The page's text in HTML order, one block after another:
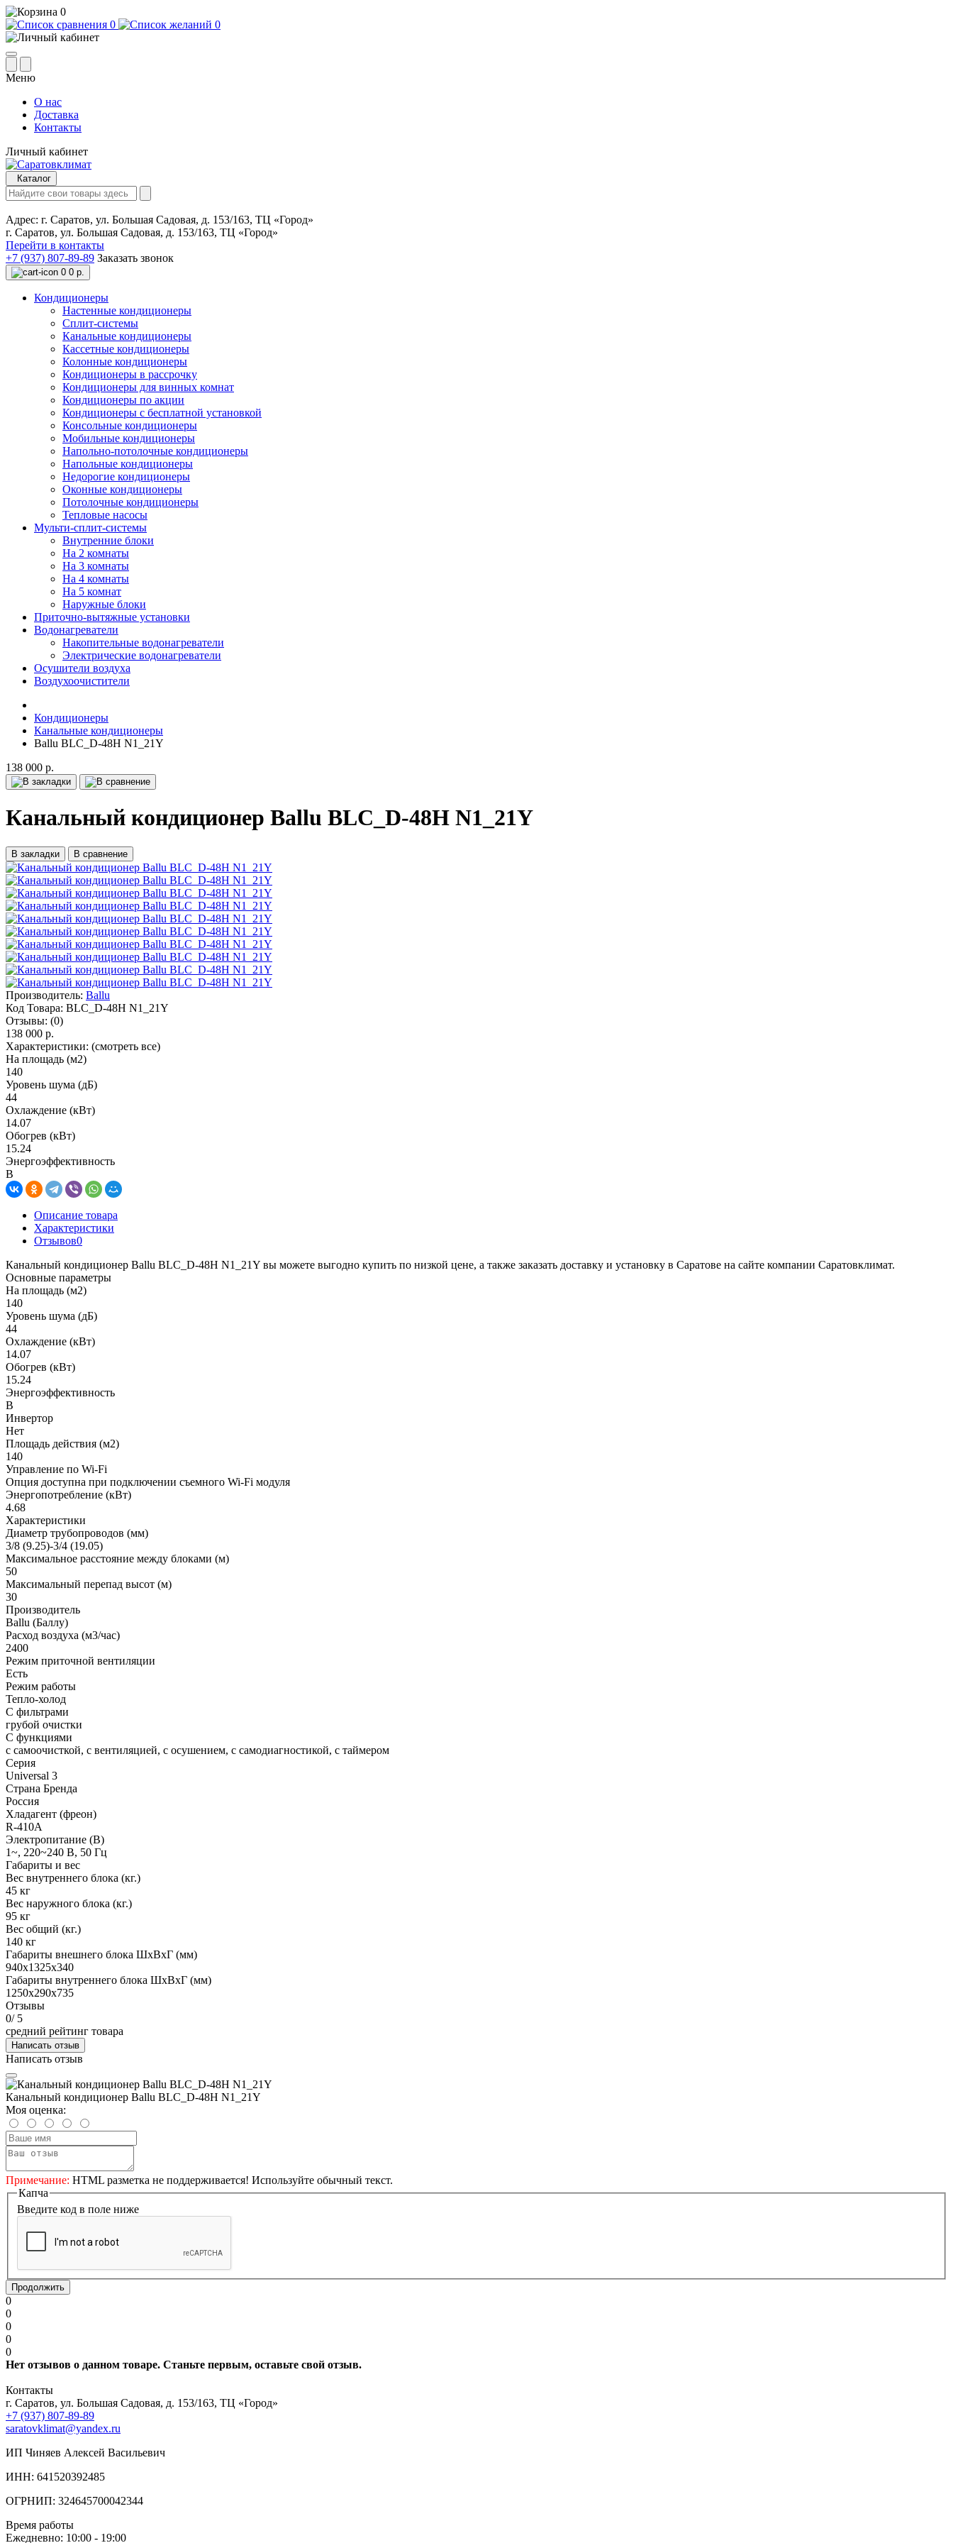
0
0
0
Меню
О нас
Доставка
Контакты
Личный кабинет
Каталог
Адрес: г. Саратов, ул. Большая Садовая, д. 153/163, ТЦ «Город»
г. Саратов, ул. Большая Садовая, д. 153/163, ТЦ «Город»
Перейти в контакты
+7 (937) 807-89-89 Заказать звонок
0 0 р.
Кондиционеры
Настенные кондиционеры
Сплит-системы
Канальные кондиционеры
Кассетные кондиционеры
Колонные кондиционеры
Кондиционеры в рассрочку
Кондиционеры для винных комнат
Кондиционеры по акции
Кондиционеры с бесплатной установкой
Консольные кондиционеры
Мобильные кондиционеры
Напольно-потолочные кондиционеры
Напольные кондиционеры
Недорогие кондиционеры
Оконные кондиционеры
Потолочные кондиционеры
Тепловые насосы
Мульти-сплит-системы
Внутренние блоки
На 2 комнаты
На 3 комнаты
На 4 комнаты
На 5 комнат
Наружные блоки
Приточно-вытяжные установки
Водонагреватели
Накопительные водонагреватели
Электрические водонагреватели
Осушители воздуха
Воздухоочистители
Кондиционеры
Канальные кондиционеры
Ballu BLC_D-48H N1_21Y
138 000 р.
Канальный кондиционер Ballu BLC_D-48H N1_21Y
В закладки В сравнение
Производитель: Ballu
Код Товара: BLC_D-48H N1_21Y
Отзывы: (0)
138 000 р.
Характеристики: (смотреть все)
На площадь (м2)
140
Уровень шума (дБ)
44
Охлаждение (кВт)
14.07
Обогрев (кВт)
15.24
Энергоэффективность
B
Описание товара
Характеристики
Отзывов0
Канальный кондиционер Ballu BLC_D-48H N1_21Y вы можете выгодно купить по низкой цене, а также заказать доставку и установку в Саратове на сайте компании Саратовклимат.
Основные параметры
На площадь (м2)
140
Уровень шума (дБ)
44
Охлаждение (кВт)
14.07
Обогрев (кВт)
15.24
Энергоэффективность
B
Инвертор
Нет
Площадь действия (м2)
140
Управление по Wi-Fi
Опция доступна при подключении съемного Wi-Fi модуля
Энергопотребление (кВт)
4.68
Характеристики
Диаметр трубопроводов (мм)
3/8 (9.25)-3/4 (19.05)
Максимальное расстояние между блоками (м)
50
Максимальный перепад высот (м)
30
Производитель
Ballu (Баллу)
Расход воздуха (м3/час)
2400
Режим приточной вентиляции
Есть
Режим работы
Тепло-холод
С фильтрами
грубой очистки
С функциями
с самоочисткой, с вентиляцией, с осушением, с самодиагностикой, с таймером
Серия
Universal 3
Страна Бренда
Россия
Хладагент (фреон)
R-410A
Электропитание (В)
1~, 220~240 В, 50 Гц
Габариты и вес
Вес внутреннего блока (кг.)
45 кг
Вес наружного блока (кг.)
95 кг
Вес общий (кг.)
140 кг
Габариты внешнего блока ШхВхГ (мм)
940x1325х340
Габариты внутреннего блока ШхВхГ (мм)
1250x290x735
Отзывы
0/ 5
средний рейтинг товара
Написать отзыв
Написать отзыв
Канальный кондиционер Ballu BLC_D-48H N1_21Y
Моя оценка:
Примечание: HTML разметка не поддерживается! Используйте обычный текст.
Капча
Введите код в поле ниже
Продолжить
0
0
0
0
0
Нет отзывов о данном товаре. Станьте первым, оставьте свой отзыв.
Контакты
г. Саратов, ул. Большая Садовая, д. 153/163, ТЦ «Город»
+7 (937) 807-89-89
saratovklimat@yandex.ru
ИП Чиняев Алексей Васильевич
ИНН: 641520392485
ОГРНИП: 324645700042344
Время работы
Ежедневно: 10:00 - 19:00